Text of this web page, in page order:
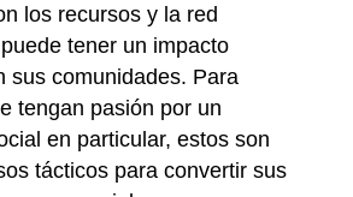
los recursos y la red
tener un impacto
sus comunidades. Para
tengan pasión por un
en particular, estos son
tácticos para convertir sus